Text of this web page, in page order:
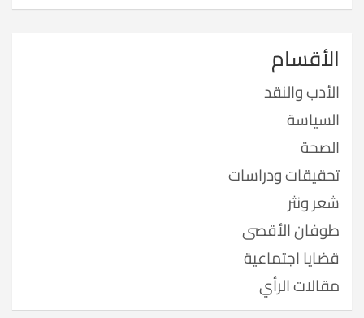
الأقسام
الأدب والنقد
السياسة
الصحة
تحقيقات ودراسات
شعر ونثر
طوفان الأقصى
قضايا اجتماعية
مقالات الرأي